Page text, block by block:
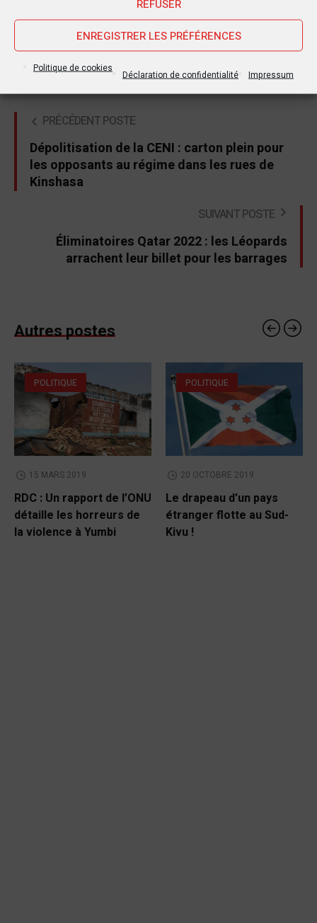
REFUSER
ENREGISTRER LES PRÉFÉRENCES
Politique de cookies
Déclaration de confidentialité Impressum
Marche du Bloc patriotique
Martin Fayulu
PPRD
Raymond Tshibanda
PRÉCÉDENT POSTE
Dépolitisation de la CENI : carton plein pour
les opposants au régime dans les rues de
Kinshasa
SUIVANT POSTE
Éliminatoires Qatar 2022 : les Léopards
arrachent leur billet pour les barrages
Autres postes
POLITIQUE
15 MARS 2019
RDC : Un rapport de l’ONU
détaille les horreurs de
la violence à Yumbi
POLITIQUE
20 OCTOBRE 2019
Le drapeau d’un pays
étranger flotte au Sud-
Kivu !